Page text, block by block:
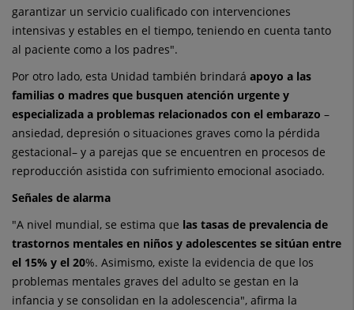
garantizar un servicio cualificado con intervenciones
intensivas y estables en el tiempo, teniendo en cuenta tanto
al paciente como a los padres".
Por otro lado, esta Unidad también brindará apoyo a las
familias o madres que busquen atención urgente y
especializada a problemas relacionados con el embarazo –
ansiedad, depresión o situaciones graves como la pérdida
gestacional– y a parejas que se encuentren en procesos de
reproducción asistida con sufrimiento emocional asociado.
Señales de alarma
"A nivel mundial, se estima que las tasas de prevalencia de
trastornos mentales en niños y adolescentes se sitúan entre
el 15% y el 20%. Asimismo, existe la evidencia de que los
problemas mentales graves del adulto se gestan en la
infancia y se consolidan en la adolescencia", afirma la